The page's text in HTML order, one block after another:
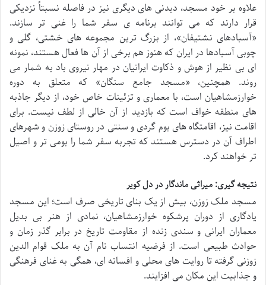
علاوه بر خود مسجد، دیدنی های دیگری نیز در فاصله نسبتاً نزدیکی
قرار دارند که می توانند برنامه ی سفر شما را غنی تر سازند.
«آسبادهای نشتیفان»، از بزرگ ترین مجموعه های خشتی، گلی و
چوبی آسبادها در ایران که هنوز هم برخی از آن ها فعال هستند، نمونه
ای بی نظیر از هوش و ذکاوت ایرانیان در مهار نیروی باد به شمار می
روند. همچنین، «مسجد جامع سنگان» که متعلق به دوره
خوارزمشاهیان است، با معماری و تزئینات خاص خود، از دیگر جاذبه
های منطقه خواف است که بازدید از آن خالی از لطف نیست. برای
اقامت نیز، اقامتگاه های بوم گردی و سنتی در روستای زوزن و شهرهای
اطراف آن در دسترس هستند که تجربه سفر شما را بومی تر و اصیل
تر خواهند کرد.
نتیجه گیری: میراثی ماندگار در دل کویر
مسجد ملک زوزن، بیش از یک بنای تاریخی صرف است؛ این مسجد
یادگاری از دوران پرشکوه خوارزمشاهیان، نمادی از هنر بی بدیل
معماران ایرانی و سندی زنده از مقاومت تاریخ در برابر گذر زمان و
حوادث طبیعی است. از فرضیه انتساب نام آن به ملک قوام الدین
زوزنی گرفته تا روایت های محلی و افسانه ای، همگی به غنای فرهنگی
و جذابیت این مکان می افزایند.